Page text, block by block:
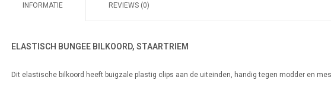
INFORMATIE REVIEWS (0)
ELASTISCH BUNGEE BILKOORD, STAARTRIEM
Dit elastische bilkoord heeft buigzale plastig clips aan de uiteinden, handig tegen modder en